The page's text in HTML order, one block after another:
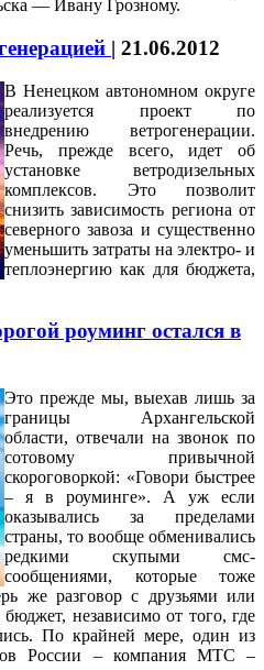
— Ивану Грозному.
| 21.06.2012
В Ненецком автономном округе
реализуется проект по
внедрению ветрогенерации.
Речь, прежде всего, идет об
установке ветродизельных
комплексов. Это позволит
снизить зависимость региона от
северного завоза и существенно
уменьшить затраты на электро- и
теплоэнергию как для бюджета,
роуминг остался в
Это прежде мы, выехав лишь за
границы Архангельской
области, отвечали на звонок по
сотовому привычной
скороговоркой: «Говори быстрее
– я в роуминге». А уж если
оказывались за пределами
страны, то вообще обменивались
редкими скупыми смс-
сообщениями, которые тоже
же разговор с друзьями или
независимо от того, где
По крайней мере, один из
России – компания МТС –